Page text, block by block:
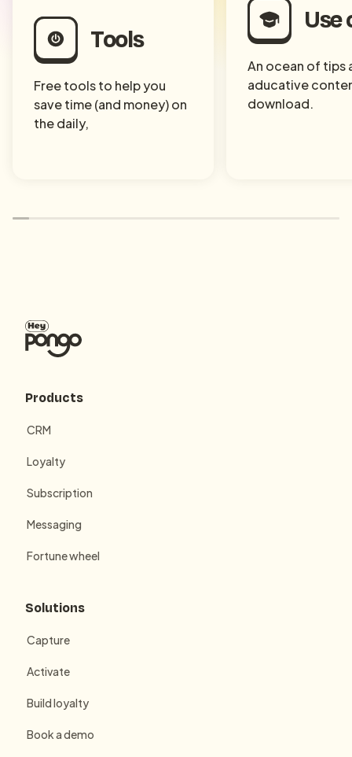
Tools
Free tools to help you
save time (and money) on
the daily,
Use
An ocean of tips
aducative
download.
Products
CRM
Loyalty
Subscription
Messaging
Fortune wheel
Solutions
Capture
Activate
Build loyalty
Book a demo